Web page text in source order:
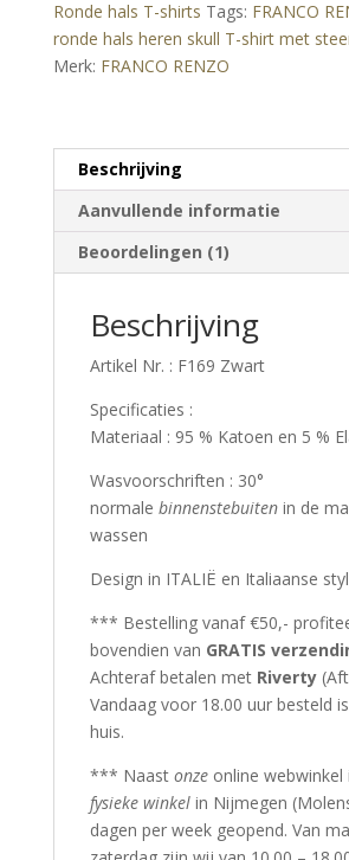
Shirt
met
Steentjes
aantal
Ronde hals T-shirts Tags: FRANCO
ronde hals heren skull T-shirt met
Merk: FRANCO RENZO
Beschrijving
Aanvullende informatie
Beoordelingen (1)
Beschrijving
Artikel Nr. : F169 Zwart
Specificaties :
Materiaal : 95 % Katoen en 5 %
Wasvoorschriften : 30°
normale binnenstebuiten in de
wassen
Design in ITALIË en Italiaanse
*** Bestelling vanaf €50,-
bovendien van GRATIS
Achteraf betalen met Riverty
Vandaag voor 18.00 uur besteld
huis.
*** Naast onzeonline webwinkel
fysieke winkelin Nijmegen
dagen per week geopend. Van